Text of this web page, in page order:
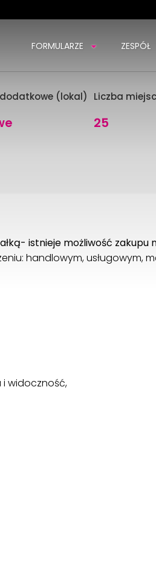
FORMULARZE ZESPÓŁ
(lokal) Liczba
25
istnieje możliwość zakupu
handlowym, usługowym,
i widoczność,